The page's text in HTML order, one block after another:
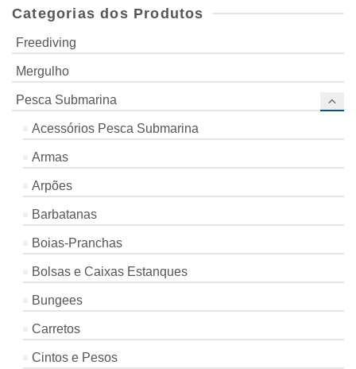
Categorias dos Produtos
Freediving
Mergulho
Pesca Submarina
Acessórios Pesca Submarina
Armas
Arpões
Barbatanas
Boias-Pranchas
Bolsas e Caixas Estanques
Bungees
Carretos
Cintos e Pesos